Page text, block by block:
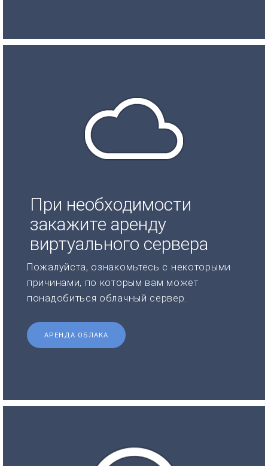
При необходимости
закажите аренду
виртуального сервера
Пожалуйста, ознакомьтесь с некоторыми
причинами, по которым вам может
понадобиться облачный сервер.
АРЕНДА ОБЛАКА